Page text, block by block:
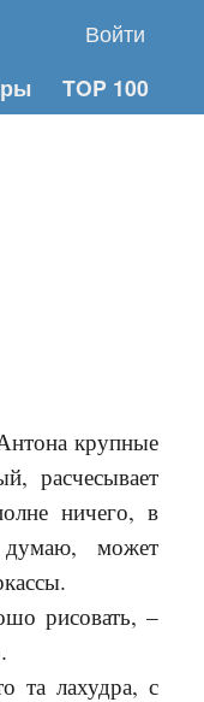
Войти
TOP 100
крупные
расчесывает
ничего, в
может
рисовать, –
та лахудра, с